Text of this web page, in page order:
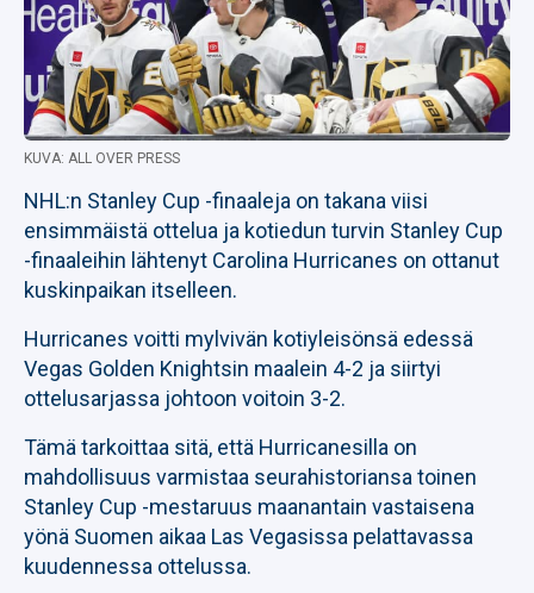
KUVA: ALL OVER PRESS
NHL:n Stanley Cup -finaaleja on takana viisi
ensimmäistä ottelua ja kotiedun turvin Stanley Cup
-finaaleihin lähtenyt Carolina Hurricanes on ottanut
kuskinpaikan itselleen.
Hurricanes voitti mylvivän kotiyleisönsä edessä
Vegas Golden Knightsin maalein 4-2 ja siirtyi
ottelusarjassa johtoon voitoin 3-2.
Tämä tarkoittaa sitä, että Hurricanesilla on
mahdollisuus varmistaa seurahistoriansa toinen
Stanley Cup -mestaruus maanantain vastaisena
yönä Suomen aikaa Las Vegasissa pelattavassa
kuudennessa ottelussa.